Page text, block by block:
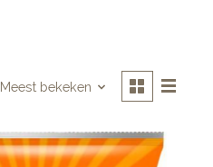
Meest bekeken